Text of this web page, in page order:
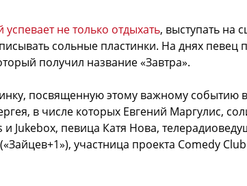
успевает не только отдыхать, выступать на
сольные пластинки. На днях певец
получил название «Завтра».
посвященную этому важному событию
в числе которых Евгений Маргулис,
Jukebox, певица Катя Нова,
участница проекта Comedy